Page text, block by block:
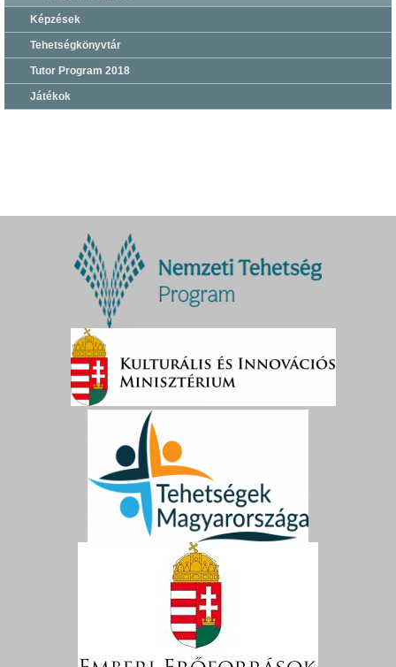
Képzések
Tehetségkönyvtár
Tutor Program 2018
Játékok